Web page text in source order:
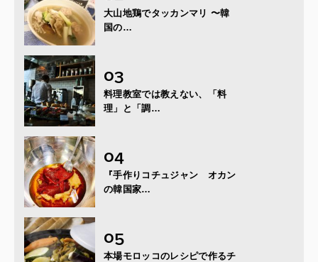
大山地鶏でタッカンマリ 〜韓
国の…
料理教室では教えない、「料
理」と「調…
『手作りコチュジャン オカン
の韓国家…
本場モロッコのレシピで作るチ